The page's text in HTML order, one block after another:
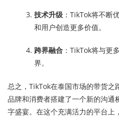
技术升级 ：TikTok将不断
和用户创造更多价值。
跨界融合 ：TikTok将与更
界。
总之，TikTok在泰国市场的带货之
品牌和消费者搭建了一个新的沟通
字盛宴。在这个充满活力的平台上